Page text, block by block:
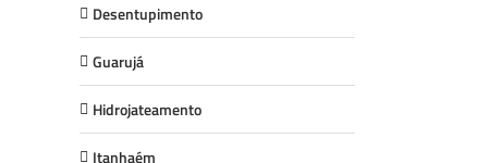
Desentupimento
Guarujá
Hidrojateamento
Itanhaém